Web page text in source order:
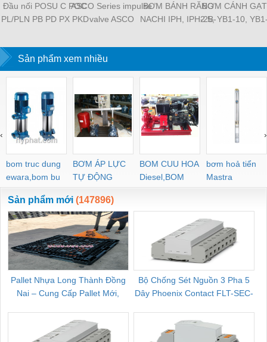
Đầu nối POSU C POC
PL/PLN PB PD PX PKD
PLF PMF PTL SL SS
SCA SAFS SASF HVFS
HVSF PU PV PE PY
HVFF PLJ PYJ PP PG
PEG PW PGJ PPGJ
PYJW SL-C PC-C
POC-C PL-C
ASCO Series impulse
valve ASCO
SCG353A044 ASCO
SCG353A047 ASCO
SCG353A050 ASCO
SXE353.060
BƠM BÁNH RĂNG
NACHI IPH, IPH-2B-
IPH-2A-5-11, IPH-5A-
IPH-5B-50-LT-11, IPH-
100-L-11, IPH-5A-40-
11
BƠM CÁNH
2.5, YB1-10,
100/16 YB1-
YB1-40/12 YB1-
Sản phẩm xem nhiều
bom truc dung
ewara,bom bu
ewara
BƠM ÁP LỰC
TỰ ĐỘNG
BOM CUU HOA
Diesel,BOM
CHUA CHAY
bơm hoả tiển
Mastra
‹ ›
Sản phẩm mới (147896)
Pallet Nhựa Long Thành Đồng
Nai – Cung Cấp Pallet Mới,
Bộ Chống Sét Nguồn 3 Pha 5
Dây Phoenix Contact FLT-SEC-